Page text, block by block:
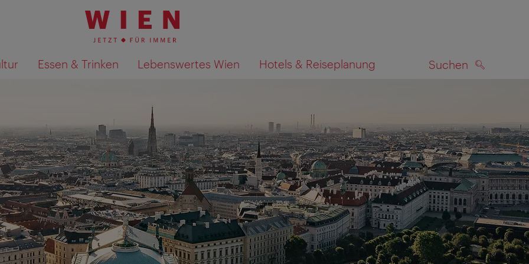
Essen & Trinken Lebenswertes Wien Hotels & Reiseplanung Suchen